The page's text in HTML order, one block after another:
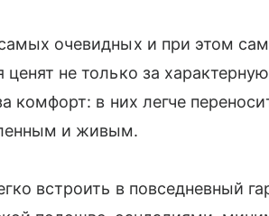
очевидных и при этом
ценят не только за
комфорт: в них легче
и живым.
встроить в повседневный